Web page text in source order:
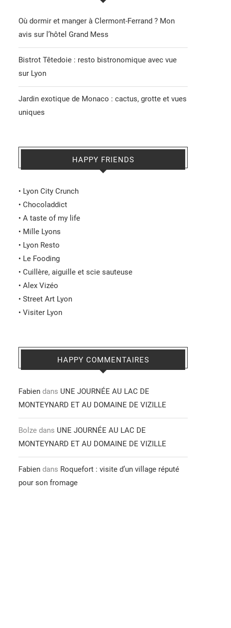
Où dormir et manger à Clermont-Ferrand ? Mon
avis sur l’hôtel Grand Mess
Bistrot Têtedoie : resto bistronomique avec vue
sur Lyon
Jardin exotique de Monaco : cactus, grotte et vues
uniques
HAPPY FRIENDS
• Lyon City Crunch
• Chocoladdict
• A taste of my life
• Mille Lyons
• Lyon Resto
• Le Fooding
• Cuillère, aiguille et scie sauteuse
• Alex Vizéo
• Street Art Lyon
• Visiter Lyon
HAPPY COMMENTAIRES
Fabien dans UNE JOURNÉE AU LAC DE
MONTEYNARD ET AU DOMAINE DE VIZILLE
Bolze dans UNE JOURNÉE AU LAC DE
MONTEYNARD ET AU DOMAINE DE VIZILLE
Fabien dans Roquefort : visite d’un village réputé
pour son fromage